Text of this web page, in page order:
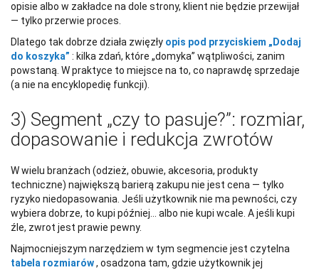
opisie albo w zakładce na dole strony, klient nie będzie przewijał
— tylko przerwie proces.
Dlatego tak dobrze działa zwięzły opis pod przyciskiem „Dodaj
do koszyka” : kilka zdań, które „domyka” wątpliwości, zanim
powstaną. W praktyce to miejsce na to, co naprawdę sprzedaje
(a nie na encyklopedię funkcji).
3) Segment „czy to pasuje?”: rozmiar,
dopasowanie i redukcja zwrotów
W wielu branżach (odzież, obuwie, akcesoria, produkty
techniczne) największą barierą zakupu nie jest cena — tylko
ryzyko niedopasowania. Jeśli użytkownik nie ma pewności, czy
wybiera dobrze, to kupi później… albo nie kupi wcale. A jeśli kupi
źle, zwrot jest prawie pewny.
Najmocniejszym narzędziem w tym segmencie jest czytelna
tabela rozmiarów, osadzona tam, gdzie użytkownik jej